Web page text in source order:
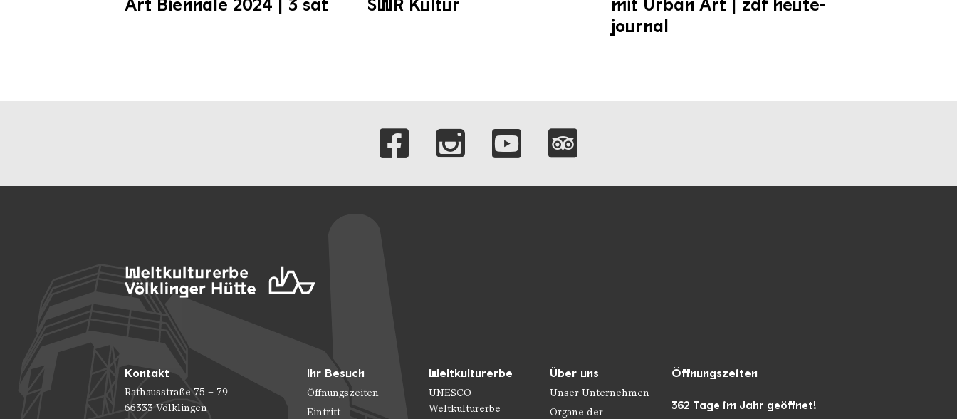
Art Biennale 2024 | 3 sat
SWR Kultur
mit Urban Art | zdf heute-
journal
Verlinkungen zu unseren
Kontakt
Rathausstraße 75 – 79
66333 Völklingen
Ihr Besuch
Öffnungszeiten
Eintritt
Weltkulturerbe
UNESCO
Weltkulturerbe
Über uns
Unser Unternehmen
Organe der
Öffnungszeiten
362 Tage im Jahr geöffnet!